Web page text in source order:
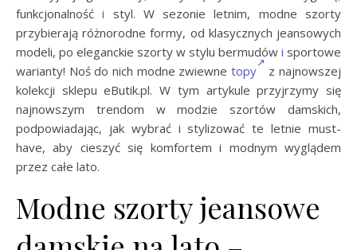
funkcjonalnośći styl. W sezonie letnim, modne szorty
przybierają różnorodne formy, od klasycznych jeansowych
modeli, po eleganckie szorty w stylu bermudów i sportowe
warianty! Noś do nich modne zwiewne topy
z najnowszej
kolekcji sklepu eButik.pl. W tym artykule przyjrzymy się
najnowszym trendom w modzie szortów damskich,
podpowiadając, jak wybrać i stylizować te letnie must-
have, aby cieszyć się komfortem i modnym wyglądem
przez całe lato.
Modne szorty jeansowe